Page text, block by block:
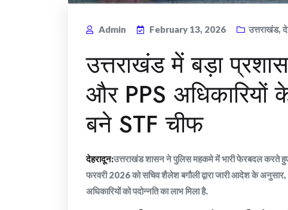
Admin February 13, 2026 उत्तराखंड,
उत्तराखंड में बड़ा
और PPS
बने STF चीफ
देहरादून:उत्तराखंड शासन ने पुलिस महकमे में भारी फेरबदल करते
फरवरी 2026 को सचिव शैलेश बगौली द्वारा जारी आदेश के
अधिकारियों को पदोन्नति का लाभ मिला है.